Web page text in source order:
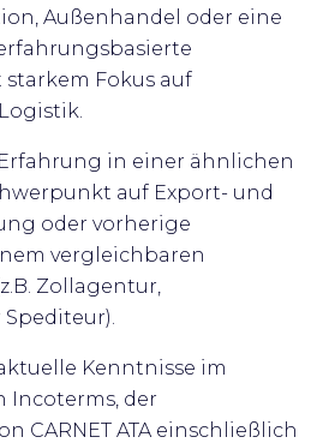
Außenhandel oder eine
Fokus auf
in einer ähnlichen
auf Export- und
oder vorherige
vergleichbaren
Zollagentur,
Kenntnisse im
Incoterms, der
CARNET ATA einschließlich